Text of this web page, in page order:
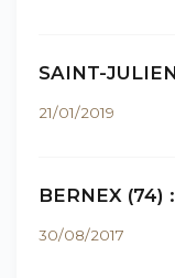
SAINT-
21/01/2019
BERNEX (74)
30/08/2017